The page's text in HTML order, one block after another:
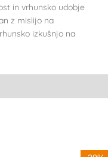
in vrhunsko udobje
z mislijo na
izkušnjo na